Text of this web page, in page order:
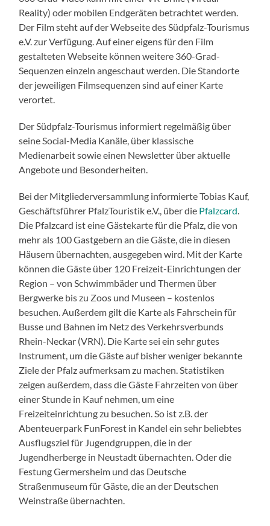
Reality) oder mobilen Endgeräten betrachtet werden.
Der Film steht auf der Webseite des Südpfalz-Tourismus
e.V. zur Verfügung. Auf einer eigens für den Film
gestalteten Webseite können weitere 360-Grad-
Sequenzen einzeln angeschaut werden. Die Standorte
der jeweiligen Filmsequenzen sind auf einer Karte
verortet.
Der Südpfalz-Tourismus informiert regelmäßig über
seine Social-Media Kanäle, über klassische
Medienarbeit sowie einen Newsletter über aktuelle
Angebote und Besonderheiten.
Bei der Mitgliederversammlung informierte Tobias Kauf,
Geschäftsführer PfalzTouristik e.V., über die Pfalzcard
Die Pfalzcard ist eine Gästekarte für die Pfalz, die von
mehr als 100 Gastgebern an die Gäste, die in diesen
Häusern übernachten, ausgegeben wird. Mit der Karte
können die Gäste über 120 Freizeit-Einrichtungen der
Region – von Schwimmbäder und Thermen über
Bergwerke bis zu Zoos und Museen – kostenlos
besuchen. Außerdem gilt die Karte als Fahrschein für
Busse und Bahnen im Netz des Verkehrsverbunds
Rhein-Neckar (VRN). Die Karte sei ein sehr gutes
Instrument, um die Gäste auf bisher weniger bekannte
Ziele der Pfalz aufmerksam zu machen. Statistiken
zeigen außerdem, dass die Gäste Fahrzeiten von über
einer Stunde in Kauf nehmen, um eine
Freizeiteinrichtung zu besuchen. So ist z.B. der
Abenteuerpark FunForest in Kandel ein sehr beliebtes
Ausflugsziel für Jugendgruppen, die in der
Jugendherberge in Neustadt übernachten. Oder die
Festung Germersheim und das Deutsche
Straßenmuseum für Gäste, die an der Deutschen
Weinstraße übernachten.